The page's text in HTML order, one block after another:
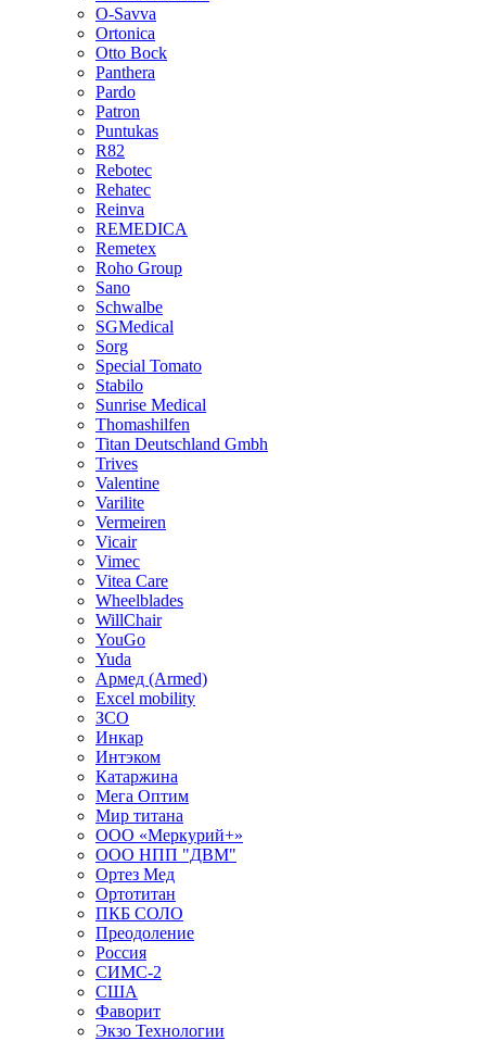
O-Savva
Ortonica
Otto Bock
Panthera
Pardo
Patron
Puntukas
R82
Rebotec
Rehatec
Reinva
REMEDICA
Remetex
Roho Group
Sano
Schwalbe
SGMedical
Sorg
Special Tomato
Stabilo
Sunrise Medical
Thomashilfen
Titan Deutschland Gmbh
Trives
Valentine
Varilite
Vermeiren
Vicair
Vimec
Vitea Care
Wheelblades
WillChair
YouGo
Yuda
Армед (Armed)
Еxcel mobility
ЗСО
Инкар
Интэком
Катаржина
Мега Оптим
Мир титана
ООО «Меркурий+»
ООО НПП "ДВМ"
Ортез Мед
Ортотитан
ПКБ СОЛО
Преодоление
Россия
СИМС-2
США
Фаворит
Экзо Технологии